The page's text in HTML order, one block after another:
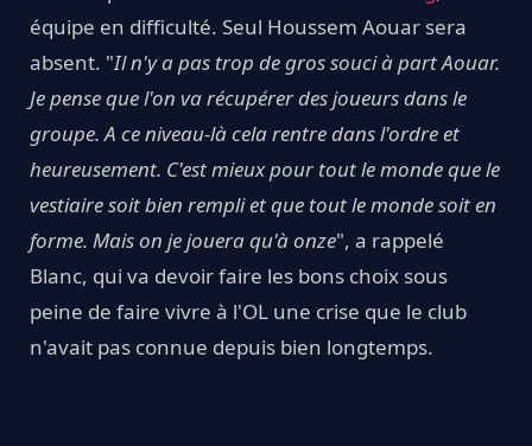
équipe en difficulté. Seul Houssem Aouar sera
absent. "Il n'y a pas trop de gros souci à part Aouar.
Je pense que l'on va récupérer des joueurs dans le
groupe. A ce niveau-là cela rentre dans l'ordre et
heureusement. C'est mieux pour tout le monde que le
vestiaire soit bien rempli et que tout le monde soit en
forme. Mais on je jouera qu'à onze", a rappelé
Blanc, qui va devoir faire les bons choix sous
peine de faire vivre à l'OL une crise que le club
n'avait pas connue depuis bien longtemps.